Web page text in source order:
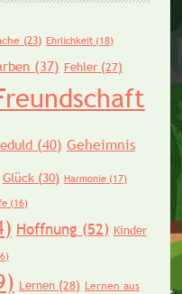
(23) Ehrlichkeit(18)
(37) Fehler(27)
(40) Geheimnis
Glück(30) Harmonie(17)
(16)
Hoffnung (52) Kinder
Lernen(28) Lernen aus